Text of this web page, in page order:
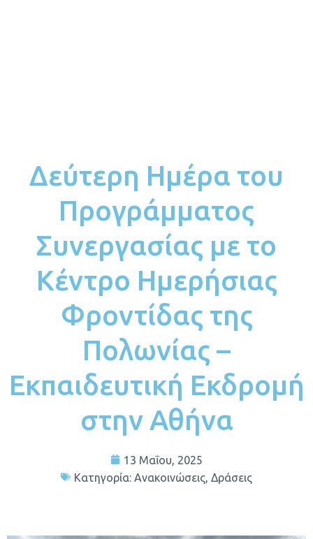
Δεύτερη Ημέρα του
Προγράμματος
Συνεργασίας με το
Κέντρο Ημερήσιας
Φροντίδας της
Πολωνίας –
Εκπαιδευτική Εκδρομή
στην Αθήνα
13 Μαΐου, 2025
Κατηγορία: Ανακοινώσεις, Δράσεις